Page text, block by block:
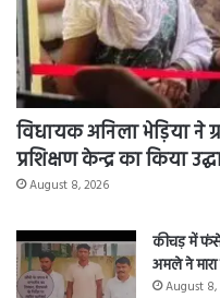
विधायक अनिला भेड़िया ने
प्रशिक्षण केन्द्र का किया
August 8, 2026
कीचड़ में फंसे
अमले ने मारा
August 8,